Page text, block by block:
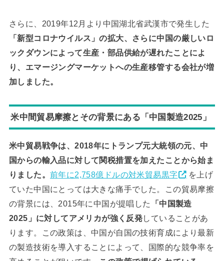
さらに、2019年12月より中国湖北省武漢市で発生した
「新型コロナウイルス」の拡大、さらに中国の厳しいロ
ックダウンによって生産・部品供給が遅れたことによ
り、エマージングマーケットへの生産移管する会社が増
加しました。
米中間貿易摩擦とその背景にある「中国製造2025」
米中貿易戦争は、2018年にトランプ元大統領の元、中
国からの輸入品に対して関税措置を加えたことから始ま
りました。 前年に2,758億ドルの対米貿易黒字
を上げ
ていた中国にとっては大きな痛手でした。この貿易摩擦
の背景には、2015年に中国が提唱した
「中国製造
2025」に対してアメリカが強く反発していることがあ
ります。この政策は、中国が自国の技術育成により最新
の製造技術を導入することによって、国際的な競争率を